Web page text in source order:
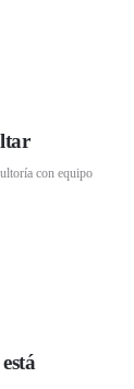
con equipo